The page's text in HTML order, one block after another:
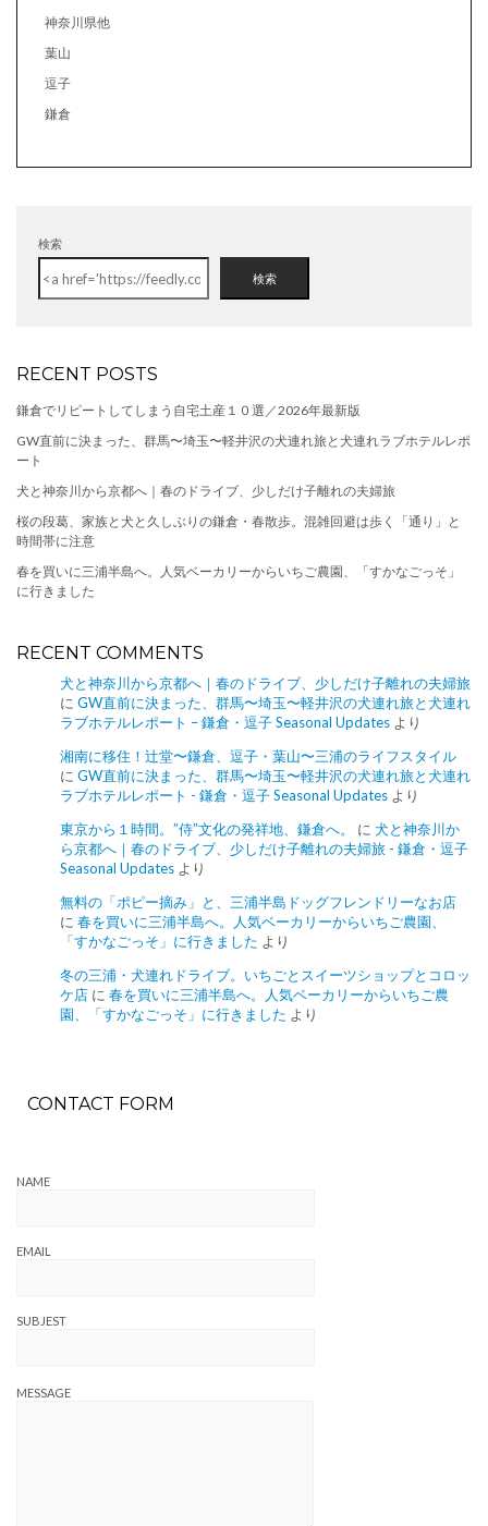
神奈川県他
葉山
逗子
鎌倉
検索
検索
RECENT POSTS
鎌倉でリピートしてしまう自宅土産１０選／2026年最新版
GW直前に決まった、群馬〜埼玉〜軽井沢の犬連れ旅と犬連れラブホテルレポ
ート
犬と神奈川から京都へ｜春のドライブ、少しだけ子離れの夫婦旅
桜の段葛、家族と犬と久しぶりの鎌倉・春散歩。混雑回避は歩く「通り」と
時間帯に注意
春を買いに三浦半島へ。人気ベーカリーからいちご農園、「すかなごっそ」
に行きました
RECENT COMMENTS
犬と神奈川から京都へ｜春のドライブ、少しだけ子離れの夫婦旅
に GW直前に決まった、群馬〜埼玉〜軽井沢の犬連れ旅と犬連れ
ラブホテルレポート – 鎌倉・逗子 Seasonal Updates より
湘南に移住！辻堂〜鎌倉、逗子・葉山〜三浦のライフスタイル
に GW直前に決まった、群馬〜埼玉〜軽井沢の犬連れ旅と犬連れ
ラブホテルレポート - 鎌倉・逗子 Seasonal Updates より
東京から１時間。”侍”文化の発祥地、鎌倉へ。
に 犬と神奈川か
ら京都へ｜春のドライブ、少しだけ子離れの夫婦旅 - 鎌倉・逗子
Seasonal Updates より
無料の「ポピー摘み」と、三浦半島ドッグフレンドリーなお店
に 春を買いに三浦半島へ。人気ベーカリーからいちご農園、
「すかなごっそ」に行きました より
冬の三浦・犬連れドライブ。いちごとスイーツショップとコロッ
ケ店 に 春を買いに三浦半島へ。人気ベーカリーからいちご農
園、「すかなごっそ」に行きました より
CONTACT FORM
NAME
EMAIL
SUBJEST
MESSAGE